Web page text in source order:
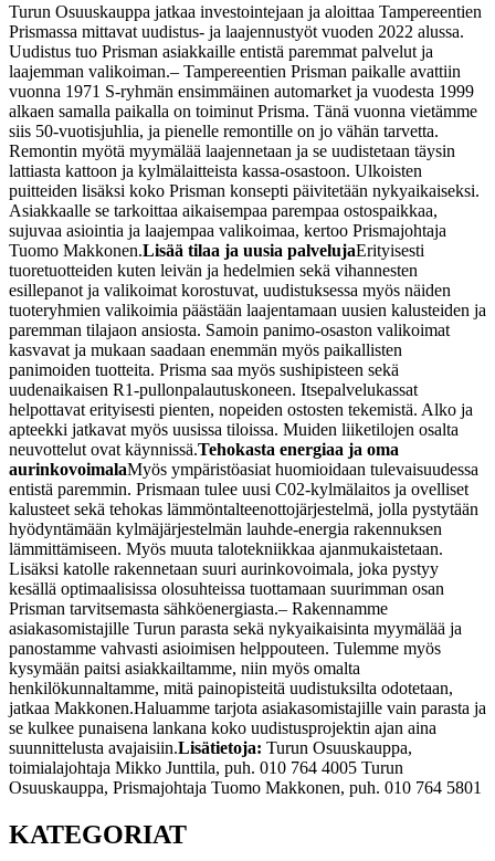
Turun Osuuskauppa jatkaa investointejaan ja aloittaa Tampereentien
Prismassa mittavat uudistus- ja laajennustyöt vuoden 2022 alussa.
Uudistus tuo Prisman asiakkaille entistä paremmat palvelut ja
laajemman valikoiman.– Tampereentien Prisman paikalle avattiin
vuonna 1971 S-ryhmän ensimmäinen automarket ja vuodesta 1999
alkaen samalla paikalla on toiminut Prisma. Tänä vuonna vietämme
siis 50-vuotisjuhlia, ja pienelle remontille on jo vähän tarvetta.
Remontin myötä myymälää laajennetaan ja se uudistetaan täysin
lattiasta kattoon ja kylmälaitteista kassa-osastoon. Ulkoisten
puitteiden lisäksi koko Prisman konsepti päivitetään nykyaikaiseksi.
Asiakkaalle se tarkoittaa aikaisempaa parempaa ostospaikkaa,
sujuvaa asiointia ja laajempaa valikoimaa, kertoo Prismajohtaja
Tuomo Makkonen.Lisää tilaa ja uusia palvelujaErityisesti
tuoretuotteiden kuten leivän ja hedelmien sekä vihannesten
esillepanot ja valikoimat korostuvat, uudistuksessa myös näiden
tuoteryhmien valikoimia päästään laajentamaan uusien kalusteiden ja
paremman tilajaon ansiosta. Samoin panimo-osaston valikoimat
kasvavat ja mukaan saadaan enemmän myös paikallisten
panimoiden tuotteita. Prisma saa myös sushipisteen sekä
uudenaikaisen R1-pullonpalautuskoneen. Itsepalvelukassat
helpottavat erityisesti pienten, nopeiden ostosten tekemistä. Alko ja
apteekki jatkavat myös uusissa tiloissa. Muiden liiketilojen osalta
neuvottelut ovat käynnissä.Tehokasta energiaa ja oma
aurinkovoimalaMyös ympäristöasiat huomioidaan tulevaisuudessa
entistä paremmin. Prismaan tulee uusi C02-kylmälaitos ja ovelliset
kalusteet sekä tehokas lämmöntalteenottojärjestelmä, jolla pystytään
hyödyntämään kylmäjärjestelmän lauhde-energia rakennuksen
lämmittämiseen. Myös muuta talotekniikkaa ajanmukaistetaan.
Lisäksi katolle rakennetaan suuri aurinkovoimala, joka pystyy
kesällä optimaalisissa olosuhteissa tuottamaan suurimman osan
Prisman tarvitsemasta sähköenergiasta.– Rakennamme
asiakasomistajille Turun parasta sekä nykyaikaisinta myymälää ja
panostamme vahvasti asioimisen helppouteen. Tulemme myös
kysymään paitsi asiakkailtamme, niin myös omalta
henkilökunnaltamme, mitä painopisteitä uudistuksilta odotetaan,
jatkaa Makkonen.Haluamme tarjota asiakasomistajille vain parasta ja
se kulkee punaisena lankana koko uudistusprojektin ajan aina
suunnittelusta avajaisiin.Lisätietoja: Turun Osuuskauppa,
toimialajohtaja Mikko Junttila, puh. 010 764 4005 Turun
Osuuskauppa, Prismajohtaja Tuomo Makkonen, puh. 010 764 5801
KATEGORIAT